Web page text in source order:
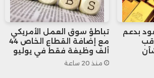
بدعم
تباطؤ سوق العمل الأمريكي
مع إضافة القطاع الخاص 44
ألف وظيفة فقط في يوليو
منذ 20 ساعة